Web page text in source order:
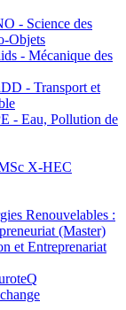
- Science des
Objets
- Mécanique des
- Transport et
- Eau, Pollution de
X-HEC
Renouvelables :
(Master)
et Entreprenariat